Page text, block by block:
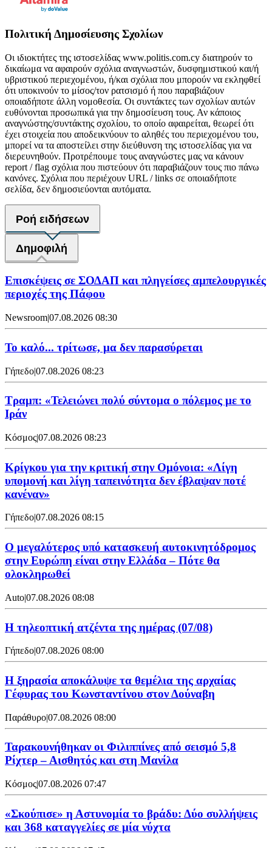
Πολιτική Δημοσίευσης Σχολίων
Οι ιδιοκτήτες της ιστοσελίδας www.politis.com.cy διατηρούν το
δικαίωμα να αφαιρούν σχόλια αναγνωστών, δυσφημιστικού και/ή
υβριστικού περιεχομένου, ή/και σχόλια που μπορούν να εκληφθεί
ότι υποκινούν το μίσος/τον ρατσισμό ή που παραβιάζουν
οποιαδήποτε άλλη νομοθεσία. Οι συντάκτες των σχολίων αυτών
ευθύνονται προσωπικά για την δημοσίευση τους. Αν κάποιος
αναγνώστης/συντάκτης σχολίου, το οποίο αφαιρείται, θεωρεί ότι
έχει στοιχεία που αποδεικνύουν το αληθές του περιεχομένου του,
μπορεί να τα αποστείλει στην διεύθυνση της ιστοσελίδας για να
διερευνηθούν. Προτρέπουμε τους αναγνώστες μας να κάνουν
report / flag σχόλια που πιστεύουν ότι παραβιάζουν τους πιο πάνω
κανόνες. Σχόλια που περιέχουν URL / links σε οποιαδήποτε
σελίδα, δεν δημοσιεύονται αυτόματα.
Ροή ειδήσεων
Δημοφιλή
Επισκέψεις σε ΣΟΔΑΠ και πληγείσες αμπελουργικές
περιοχές της Πάφου
Newsroom|07.08.2026 08:30
Το καλό... τρίτωσε, μα δεν παρασύρεται
Γήπεδο|07.08.2026 08:23
Τραμπ: «Τελειώνει πολύ σύντομα ο πόλεμος με το
Ιράν
Κόσμος|07.08.2026 08:23
Κρίγκου για την κριτική στην Ομόνοια: «Λίγη
υπομονή και λίγη ταπεινότητα δεν έβλαψαν ποτέ
κανέναν»
Γήπεδο|07.08.2026 08:15
Ο μεγαλύτερος υπό κατασκευή αυτοκινητόδρομος
στην Ευρώπη είναι στην Ελλάδα – Πότε θα
ολοκληρωθεί
Auto|07.08.2026 08:08
Η τηλεοπτική ατζέντα της ημέρας (07/08)
Γήπεδο|07.08.2026 08:00
Η ξηρασία αποκάλυψε τα θεμέλια της αρχαίας
Γέφυρας του Κωνσταντίνου στον Δούναβη
Παράθυρο|07.08.2026 08:00
Ταρακουνήθηκαν οι Φιλιππίνες από σεισμό 5,8
Ρίχτερ – Αισθητός και στη Μανίλα
Κόσμος|07.08.2026 07:47
«Σκούπισε» η Αστυνομία το βράδυ: Δύο συλλήψεις
και 368 καταγγελίες σε μία νύχτα